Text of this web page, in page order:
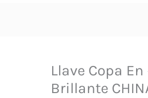
Llave Copa
Brillante